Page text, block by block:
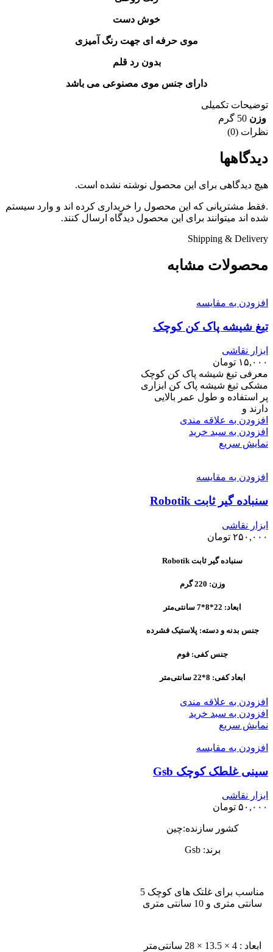
خوش دست
موی حرفه ای جهت رنگ آمیزی
بدون رد قلم
دارای جنس موی مصنوعی می باشد
توضیحات تکمیلی
وزن 50 گرم
نظرات (0)
دیدگاهها
هیچ دیدگاهی برای این محصول نوشته نشده است.
.فقط مشتریانی که این محصول را خریداری کرده اند و وارد سیستم
شده اند میتوانند برای این محصول دیدگاه ارسال کنند.
Shipping & Delivery
محصولات مشابه
افزودن به مقایسه
تیغ شیشه پاک کن کوچک
ابزار نقاشی
۱۵,۰۰۰ تومان
معرفی تیغ شیشه پاک کن کوچک
مشکی تیغ شیشه پاک کن ابزاری
پر استفاده و طول عمر بالایی
دارند و
افزودن به علاقه مندی
افزودن به سبد خرید
نمایش سریع
افزودن به مقایسه
سنباده گیر ثابت Robotik
ابزار نقاشی
۲۵۰,۰۰۰ تومان
سنباده گیر ثابت Robotik
وزن: 220 گرم
ابعاد: 22*8*7 سانتی‌متر
جنس بدنه و دسته: پلاستیک فشرده
جنس کفی: فوم
ابعاد کفی: 8*22 سانتی‌متر
افزودن به علاقه مندی
افزودن به سبد خرید
نمایش سریع
افزودن به مقایسه
سینی غلطک کوچک Gsb
ابزار نقاشی
۵۰,۰۰۰ تومان
کشور سازنده:چین
برند: Gsb
مناسب برای غلتک های کوچک 5
سانتی متری و 10 سانتی متری
ابعاد : 4 × 13.5 × 28 سانتی‌متر